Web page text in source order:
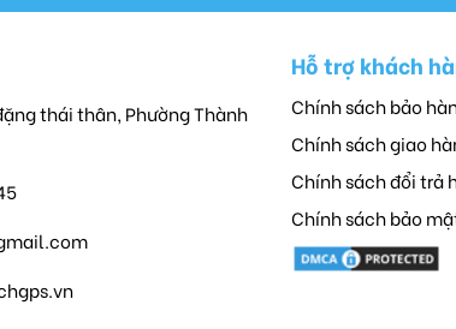
thái thân, Phường Thành
Hỗ trợ khách
Chính sách bảo
Chính sách giao
Chính sách đổi trả
Chính sách bảo